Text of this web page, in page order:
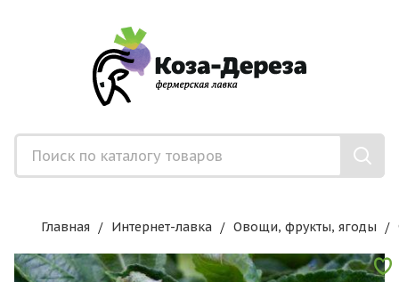
Главная Интернет-лавка Овощи, фрукты, ягоды